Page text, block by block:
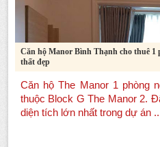
Căn hộ Manor Bình Thạnh cho thuê 1
thất đẹp